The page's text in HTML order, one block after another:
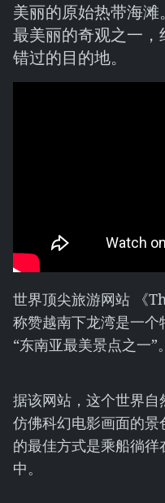
美丽的原始热带海
最美丽的奇观之一
错过的目的地。
世界顶尖旅游网站 《
称赞越南下龙湾是一
“东南亚最美景点之一”。
据该网站，这个世界自
仿佛科幻电影画面的
的最佳方式是乘船徜
中。